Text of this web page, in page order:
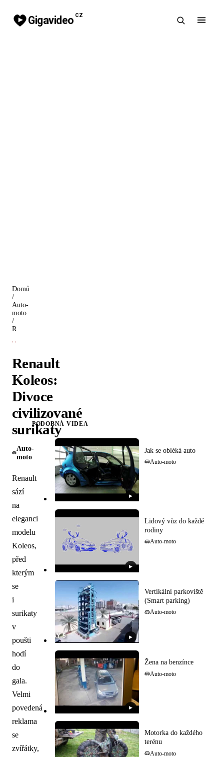
Gigavideo CZ
Domů
/
Auto-
moto
/
Renault
Koleos:
Divoce
civilizované
surikaty
Auto-
moto
Renault
sází
na
eleganci
modelu
Koleos,
před
kterým
se
i
surikaty
v
poušti
hodí
do
gala.
Velmi
povedená
reklama
se
zvířátky,
PODOBNÁ VIDEA
▶
Jak se obléká auto
Auto-moto
▶
Lidový vůz do každé
rodiny
Auto-moto
▶
Vertikální parkoviště
(Smart parking)
Auto-moto
▶
Žena na benzínce
Auto-moto
Motorka do každého
terénu
Auto-moto